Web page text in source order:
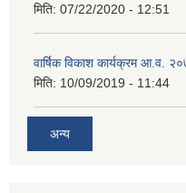
मिति: 07/22/2020 - 12:51
वार्षिक विकाश कार्यक्रम आ.व.
मिति: 10/09/2019 - 11:44
अन्य